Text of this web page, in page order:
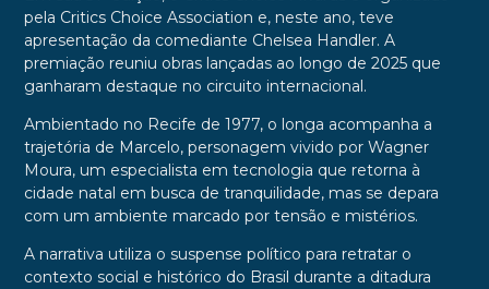
pela Critics Choice Association e, neste ano, teve
apresentação da comediante Chelsea Handler. A
premiação reuniu obras lançadas ao longo de 2025 que
ganharam destaque no circuito internacional.
Ambientado no Recife de 1977, o longa acompanha a
trajetória de Marcelo, personagem vivido por Wagner
Moura, um especialista em tecnologia que retorna à
cidade natal em busca de tranquilidade, mas se depara
com um ambiente marcado por tensão e mistérios.
A narrativa utiliza o suspense político para retratar o
contexto social e histórico do Brasil durante a ditadura